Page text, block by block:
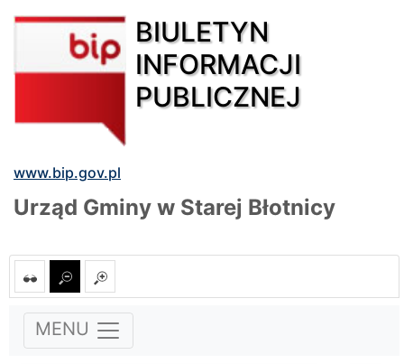
BIULETYN
INFORMACJI
PUBLICZNEJ
www.bip.gov.pl
Urząd Gminy w Starej Błotnicy
MENU